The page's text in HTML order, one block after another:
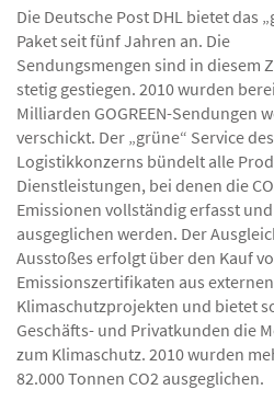
Die Deutsche Post DHL bietet das
Paket seit fünf Jahren an. Die
Sendungsmengen sind in diesem
stetig gestiegen. 2010 wurden
Milliarden GOGREEN-Sendungen
verschickt. Der „grüne“ Service
Logistikkonzerns bündelt alle
Dienstleistungen, bei denen die
Emissionen vollständig erfasst und
ausgeglichen werden. Der
Ausstoßes erfolgt über den Kauf
Emissionszertifikaten aus externen
Klimaschutzprojekten und bietet
Geschäfts- und Privatkunden die
zum Klimaschutz. 2010 wurden
82.000 Tonnen CO2 ausgeglichen.